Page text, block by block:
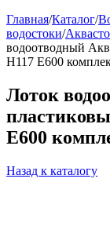
Главная/Каталог/
водостоки/
водоотводный
H117 E600
Лоток
E600
Назад к каталогу